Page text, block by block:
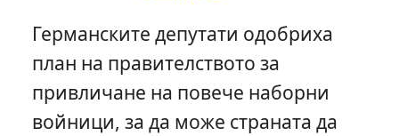
Германските депутати одобриха
план на правителството за
привличане на повече наборни
войници, за да може страната да